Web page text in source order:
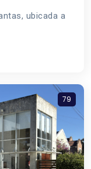
ubicada a
79